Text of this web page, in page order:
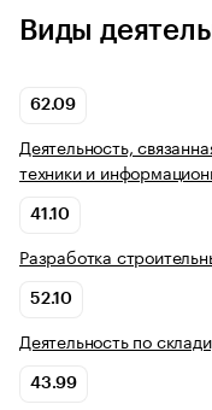
Виды
62.09
Деятельность,
техники и
41.10
Разработка
52.10
Деятельность по
43.99